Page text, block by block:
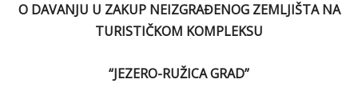
O DAVANJU U ZAKUP NEIZGRAĐENOG ZEMLJIŠTA NA
TURISTIČKOM KOMPLEKSU
“JEZERO-RUŽICA GRAD”